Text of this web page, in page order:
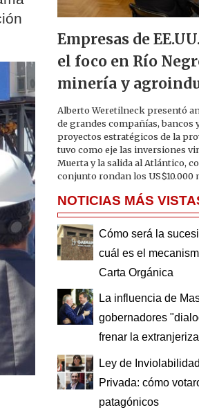
Empresas de
el foco en Río
minería y
Alberto Weretilneck presentó
de grandes compañías, bancos
proyectos estratégicos de la
tuvo como eje las inversiones
Muerta y la salida al Atlántico,
conjunto rondan los US$10.000
NOTICIAS MÁS
Cómo será la
cuál es el
Carta Orgánica
La influencia de
gobernadores
frenar la
Ley de
Privada: cómo
patagónicos